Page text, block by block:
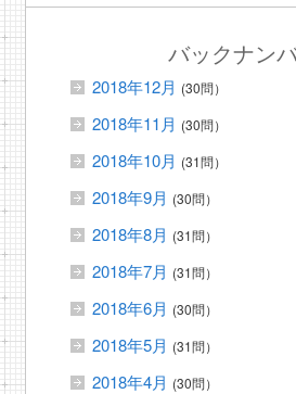
バックナン
2018年12月 (30問）
2018年11月 (30問）
2018年10月 (31問）
2018年9月 (30問）
2018年8月 (31問）
2018年7月 (31問）
2018年6月 (30問）
2018年5月 (31問）
2018年4月 (30問）